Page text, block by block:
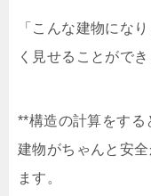
「こんな建物にな
く見せることができ
**構造の計算をする
建物がちゃんと安
ます。